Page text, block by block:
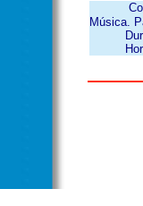
Música.